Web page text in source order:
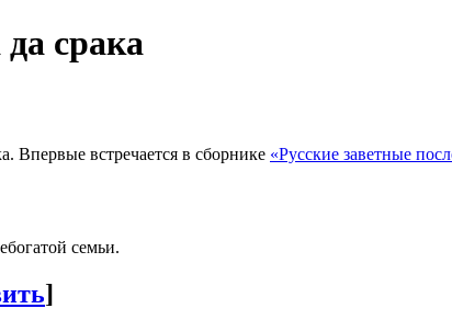
срака
Впервые встречается в сборнике «Русские заветные
семьи.
]